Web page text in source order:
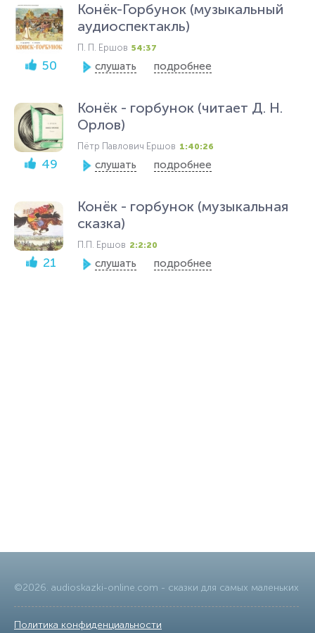
50
Конёк-Горбунок (музыкальный
аудиоспектакль)
П. П. Ершов 54:37
слушать подробнее
49
Конёк - горбунок (читает Д. Н.
Орлов)
Пётр Павлович Ершов 1:40:26
слушать подробнее
21
Конёк - горбунок (музыкальная
сказка)
П.П. Ершов 2:2:20
слушать подробнее
©2026. audioskazki-online.com - сказки для самых маленьких
Политика конфиденциальности